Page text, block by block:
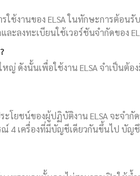
ช้งานของ ELSA ในทักษะการต้อน
ลงทะเบียนใช้เวอร์ชันจำกัดของ
ญ่ ดังนั้นเพื่อใช้งาน ELSA จำเป็นต้อ
โยชน์ของผู้ปฏิบัติงาน ELSA จะจำ
4 เครื่องที่มีบัญชีเดียวกันขึ้นไป บัญชี